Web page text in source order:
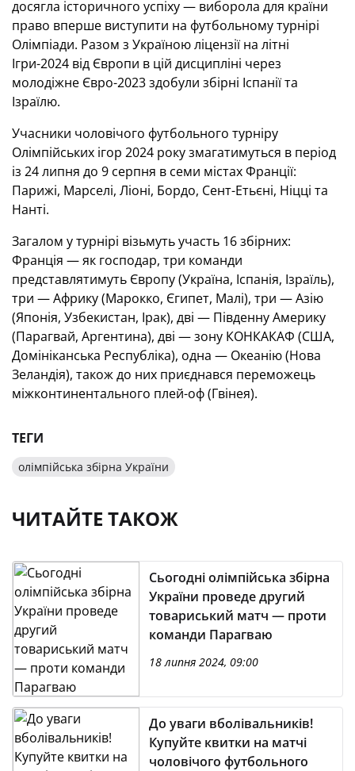
досягла історичного успіху — виборола для країни
право вперше виступити на футбольному турнірі
Олімпіади. Разом з Україною ліцензії на літні
Ігри-2024 від Європи в цій дисципліні через
молодіжне Євро-2023 здобули збірні Іспанії та
Ізраїлю.
Учасники чоловічого футбольного турніру
Олімпійських ігор 2024 року змагатимуться в період
із 24 липня до 9 серпня в семи містах Франції:
Парижі, Марселі, Ліоні, Бордо, Сент-Етьєні, Ніцці та
Нанті.
Загалом у турнірі візьмуть участь 16 збірних:
Франція — як господар, три команди
представлятимуть Європу (Україна, Іспанія, Ізраїль),
три — Африку (Марокко, Єгипет, Малі), три — Азію
(Японія, Узбекистан, Ірак), дві — Південну Америку
(Парагвай, Аргентина), дві — зону КОНКАКАФ (США,
Домініканська Республіка), одна — Океанію (Нова
Зеландія), також до них приєднався переможець
міжконтинентального плей-оф (Гвінея).
ТЕГИ
олімпійська збірна України
ЧИТАЙТЕ ТАКОЖ
Сьогодні олімпійська збірна
України проведе другий
товариський матч — проти
команди Парагваю
18 липня 2024, 09:00
До уваги вболівальників!
Купуйте квитки на матчі
чоловічого футбольного